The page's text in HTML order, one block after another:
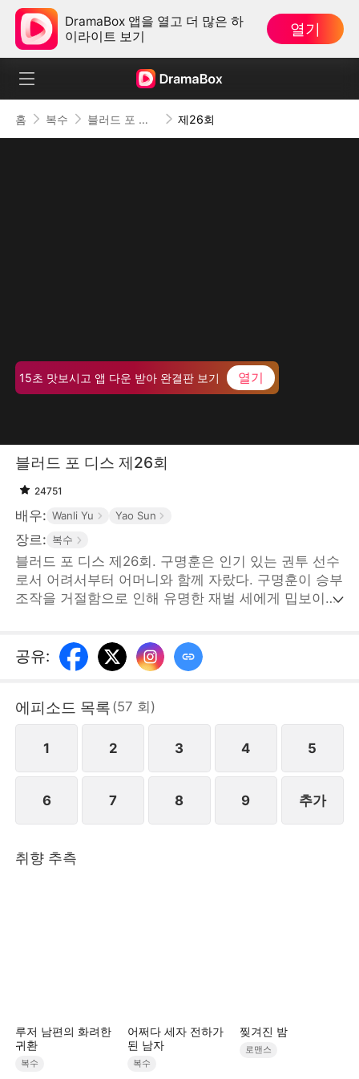
DramaBox 앱을 열고 더 많은 하
이라이트 보기
열기
홈 복수 블러드 포 디스 제26회
15초 맛보시고 앱 다운 받아 완결판 보기 열기
블러드 포 디스 제26회
24751
배우: Wanli Yu Yao Sun
장르: 복수
블러드 포 디스 제26회. 구명훈은 인기 있는 권투 선수
로서 어려서부터 어머니와 함께 자랐다. 구명훈이 승부
조작을 거절함으로 인해 유명한 재벌 세에게 밉보이고
PTE.LTD
공유:
에피소드 목록 (57 회 )
1 2 3 4 5
6 7 8 9 추가
취향 추측
루저 남편의 화려한
귀환
복수
어쩌다 세자 전하가
된 남자
복수
찢겨진 밤
로맨스